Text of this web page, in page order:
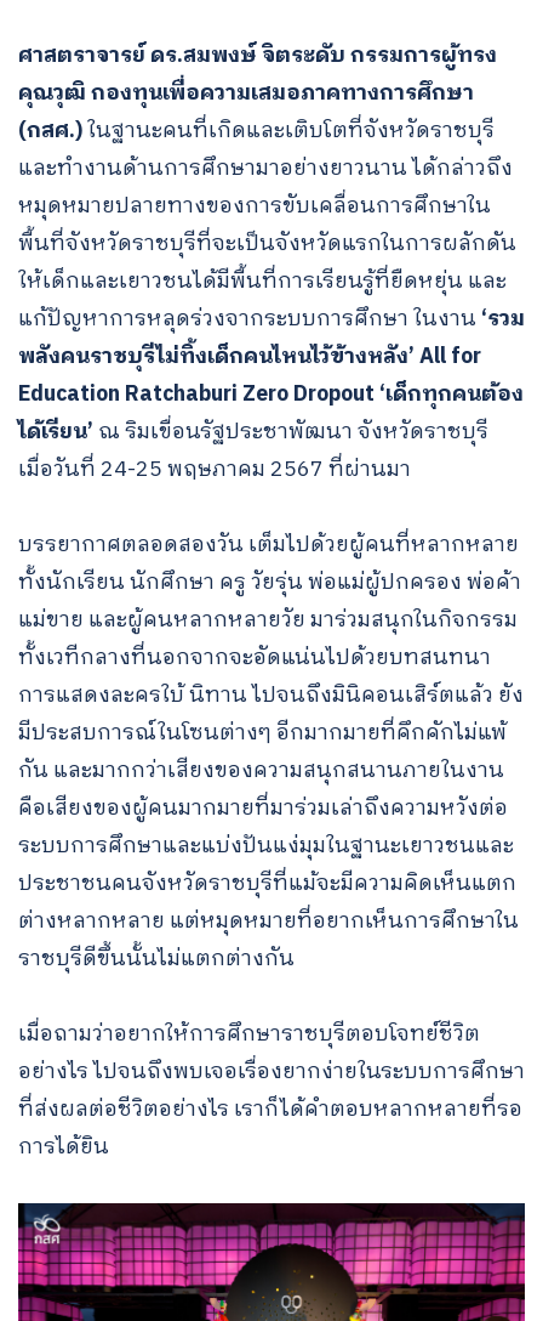
ศาสตราจารย์ ดร.สมพงษ์ จิตระดับ กรรมการผู้ทรง
คุณวุฒิ กองทุนเพื่อความเสมอภาคทางการศึกษา
(กสศ.)ในฐานะคนที่เกิดและเติบโตที่จังหวัดราชบุรี
และทำงานด้านการศึกษามาอย่างยาวนาน ได้กล่าวถึง
หมุดหมายปลายทางของการขับเคลื่อนการศึกษาใน
พื้นที่จังหวัดราชบุรีที่จะเป็นจังหวัดแรกในการผลักดัน
ให้เด็กและเยาวชนได้มีพื้นที่การเรียนรู้ที่ยืดหยุ่น และ
แก้ปัญหาการหลุดร่วงจากระบบการศึกษา ในงาน ‘รวม
พลังคนราชบุรีไม่ทิ้งเด็กคนไหนไว้ข้างหลัง’ All for
Education Ratchaburi Zero Dropout ‘เด็กทุกคนต้อง
ได้เรียน’ ณ ริมเขื่อนรัฐประชาพัฒนา จังหวัดราชบุรี
เมื่อวันที่ 24-25 พฤษภาคม 2567 ที่ผ่านมา
บรรยากาศตลอดสองวัน เต็มไปด้วยผู้คนที่หลากหลาย
ทั้งนักเรียน นักศึกษา ครู วัยรุ่น พ่อแม่ผู้ปกครอง พ่อค้า
แม่ขาย และผู้คนหลากหลายวัย มาร่วมสนุกในกิจกรรม
ทั้งเวทีกลางที่นอกจากจะอัดแน่นไปด้วยบทสนทนา
การแสดงละครใบ้ นิทาน ไปจนถึงมินิคอนเสิร์ตแล้ว ยัง
มีประสบการณ์ในโซนต่างๆ อีกมากมายที่คึกคักไม่แพ้
กัน และมากกว่าเสียงของความสนุกสนานภายในงาน
คือเสียงของผู้คนมากมายที่มาร่วมเล่าถึงความหวังต่อ
ระบบการศึกษาและแบ่งปันแง่มุมในฐานะเยาวชนและ
ประชาชนคนจังหวัดราชบุรีที่แม้จะมีความคิดเห็นแตก
ต่างหลากหลาย แต่หมุดหมายที่อยากเห็นการศึกษาใน
ราชบุรีดีขึ้นนั้นไม่แตกต่างกัน
เมื่อถามว่าอยากให้การศึกษาราชบุรีตอบโจทย์ชีวิต
อย่างไร ไปจนถึงพบเจอเรื่องยากง่ายในระบบการศึกษา
ที่ส่งผลต่อชีวิตอย่างไร เราก็ได้คำตอบหลากหลายที่รอ
การได้ยิน